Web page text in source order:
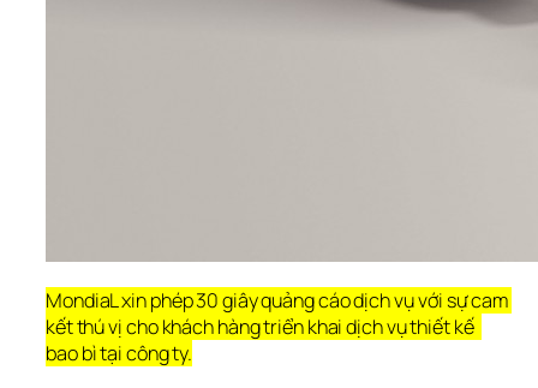
MondiaL xin phép 30 giây quảng cáo dịch vụ với sự cam
kết thú vị cho khách hàng triển khai dịch vụ thiết kế
bao bì tại công ty.